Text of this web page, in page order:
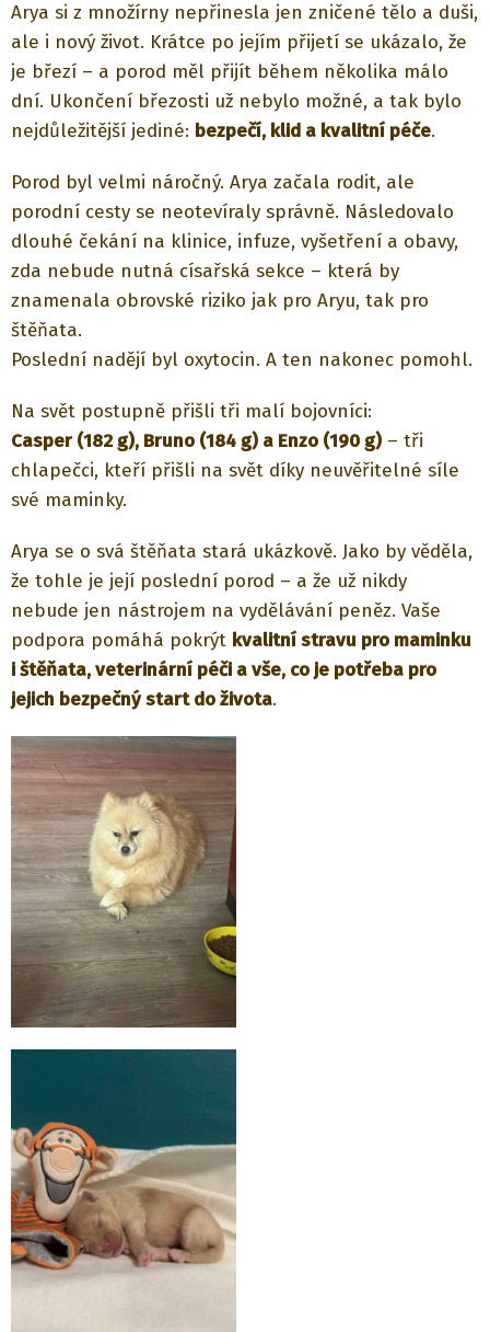
Arya si z množírny nepřinesla jen zničené tělo a duši,
ale i nový život. Krátce po jejím přijetí se ukázalo, že
je březí – a porod měl přijít během několika málo
dní. Ukončení březosti už nebylo možné, a tak bylo
nejdůležitější jediné: bezpečí, klid a kvalitní péče.
Porod byl velmi náročný. Arya začala rodit, ale
porodní cesty se neotevíraly správně. Následovalo
dlouhé čekání na klinice, infuze, vyšetření a obavy,
zda nebude nutná císařská sekce – která by
znamenala obrovské riziko jak pro Aryu, tak pro
štěňata.
Poslední nadějí byl oxytocin. A ten nakonec pomohl.
Na svět postupně přišli tři malí bojovníci:
Casper (182 g), Bruno (184 g) a Enzo (190 g) – tři
chlapečci, kteří přišli na svět díky neuvěřitelné síle
své maminky.
Arya se o svá štěňata stará ukázkově. Jako by věděla,
že tohle je její poslední porod – a že už nikdy
nebude jen nástrojem na vydělávání peněz. Vaše
podpora pomáhá pokrýt kvalitní stravu pro maminku
i štěňata, veterinární péči a vše, co je potřeba pro
jejich bezpečný start do života.